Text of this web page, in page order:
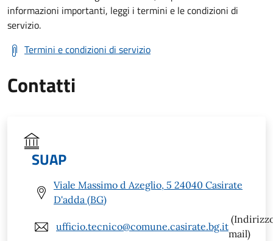
informazioni importanti, leggi i termini e le condizioni di
servizio.
Termini e condizioni di servizio
Contatti
SUAP
Viale Massimo d Azeglio, 5 24040 Casirate
D'adda (BG)
ufficio.tecnico@comune.casirate.bg.it
mail)